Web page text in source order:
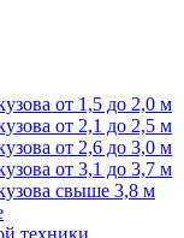
от 1,5 до 2,0 м
от 2,1 до 2,5 м
от 2,6 до 3,0 м
от 3,1 до 3,7 м
свыше 3,8 м
техники